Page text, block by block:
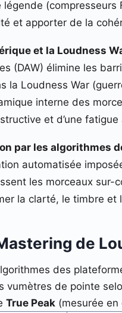
légende
et apporter de la
et la Loudness
(DAW) élimine les
la Loudness War
interne des
et d’une
par les algorithmes
automatisée
les morceaux sur-
la clarté, le timbre et
de
des
vumètres de pointe
True Peak(mesurée en